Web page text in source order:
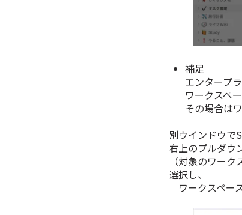
補足
エンタープ
ワークスペ
その場合は
別ウインドウで
右上のプルダウ
（対象のワー
選択し、
ワークスペー